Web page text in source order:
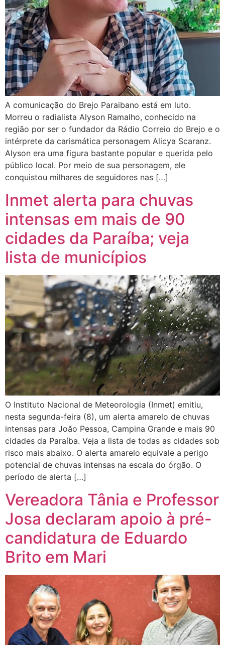
A comunicação do Brejo Paraibano está em luto.
Morreu o radialista Alyson Ramalho, conhecido na
região por ser o fundador da Rádio Correio do Brejo e o
intérprete da carismática personagem Alicya Scaranz.
Alyson era uma figura bastante popular e querida pelo
público local. Por meio de sua personagem, ele
conquistou milhares de seguidores nas […]
Inmet alerta para chuvas
intensas em mais de 90
cidades da Paraíba; veja
lista de municípios
O Instituto Nacional de Meteorologia (Inmet) emitiu,
nesta segunda-feira (8), um alerta amarelo de chuvas
intensas para João Pessoa, Campina Grande e mais 90
cidades da Paraíba. Veja a lista de todas as cidades sob
risco mais abaixo. O alerta amarelo equivale a perigo
potencial de chuvas intensas na escala do órgão. O
período de alerta […]
Vereadora Tânia e Professor
Josa declaram apoio à pré-
candidatura de Eduardo
Brito em Mari